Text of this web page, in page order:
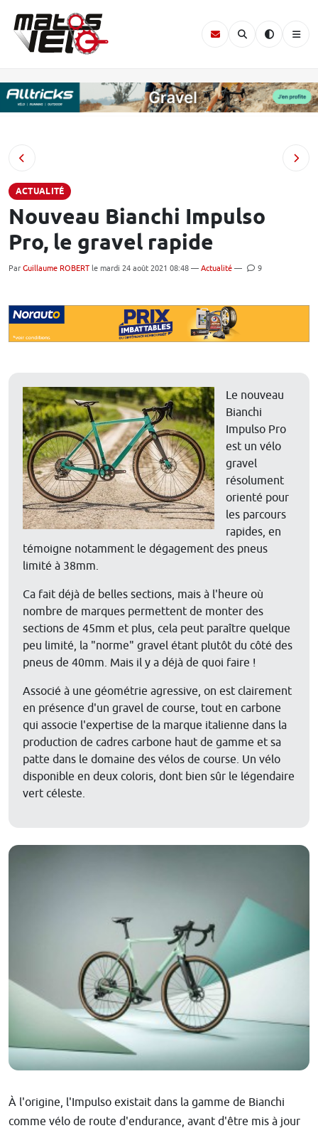
ACTUALITÉ
Nouveau Bianchi Impulso
Pro, le gravel rapide
Par Guillaume ROBERT le mardi 24 août 2021 08:48 — Actualité — 9
Le nouveau
Bianchi
Impulso Pro
est un vélo
gravel
résolument
orienté pour
les parcours
rapides, en
témoigne notamment le dégagement des pneus
limité à 38mm.
Ca fait déjà de belles sections, mais à l'heure où
nombre de marques permettent de monter des
sections de 45mm et plus, cela peut paraître quelque
peu limité, la "norme" gravel étant plutôt du côté des
pneus de 40mm. Mais il y a déjà de quoi faire !
Associé à une géométrie agressive, on est clairement
en présence d'un gravel de course, tout en carbone
qui associe l'expertise de la marque italienne dans la
production de cadres carbone haut de gamme et sa
patte dans le domaine des vélos de course. Un vélo
disponible en deux coloris, dont bien sûr le légendaire
vert céleste.
À l'origine, l'Impulso existait dans la gamme de Bianchi
comme vélo de route d'endurance, avant d'être mis à jour